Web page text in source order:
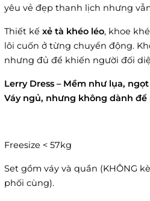
yêu vẻ đẹp thanh lịch nhưng
Thiết kế xẻ tà khéo léo, khoe
lôi cuốn ở từng chuyển động.
nhưng đủ để khiến người đối
Lerry Dress – Mềm như lụa,
Váy ngủ, nhưng không dành để
Freesize < 57kg
Set gồm váy và quần (KHÔNG
phối cùng).